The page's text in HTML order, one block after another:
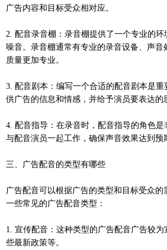
广告内容和目标受众相对应。
2. 配音录音棚：录音棚提供了一个专业的
噪音。录音棚通常有专业的录音设备、声
质量更加专业。
3. 配音剧本：编写一个合适的配音剧本是
供广告的信息和情感，并给予演员要表达的
4. 配音指导：在录音时，配音指导的角色是
与配音演员一起工作，确保声音效果达到预
三、广告配音的类型有哪些
广告配音可以根据广告的类型和目标受众的
一些常见的广告配音类型：
1. 宣传配音：这种类型的广告配音广告较
些最新政策等。